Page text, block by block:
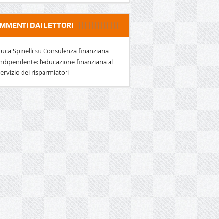
DAI LETTORI
Spinellisu Consulenza finanziaria
l’educazione finanziaria al
dei risparmiatori